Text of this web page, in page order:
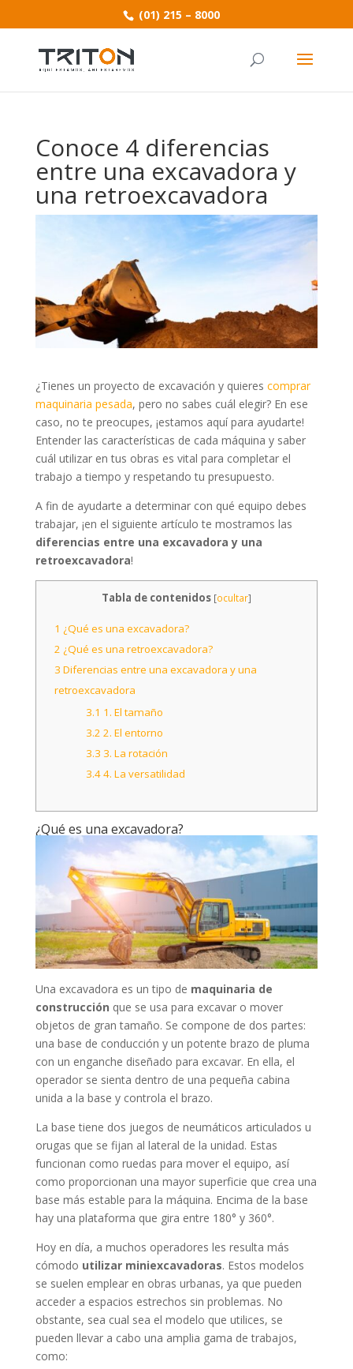
(01) 215 – 8000
Conoce 4 diferencias
entre una excavadora y
una retroexcavadora
¿Tienes un proyecto de excavación y quieres comprar
maquinaria pesada, pero no sabes cuál elegir? En ese
caso, no te preocupes, ¡estamos aquí para ayudarte!
Entender las características de cada máquina y saber
cuál utilizar en tus obras es vital para completar el
trabajo a tiempo y respetando tu presupuesto.
A fin de ayudarte a determinar con qué equipo debes
trabajar, ¡en el siguiente artículo te mostramos las
diferencias entre una excavadora y una
retroexcavadora!
Tabla de contenidos [ocultar]
1 ¿Qué es una excavadora?
2 ¿Qué es una retroexcavadora?
3 Diferencias entre una excavadora y una
retroexcavadora
3.1 1. El tamaño
3.2 2. El entorno
3.3 3. La rotación
3.44. La versatilidad
¿Qué es una excavadora?
Una excavadora es un tipo de maquinaria de
construcción que se usa para excavar o mover
objetos de gran tamaño. Se compone de dos partes:
una base de conducción y un potente brazo de pluma
con un enganche diseñado para excavar. En ella, el
operador se sienta dentro de una pequeña cabina
unida a la base y controla el brazo.
La base tiene dos juegos de neumáticos articulados u
orugas que se fijan al lateral de la unidad. Estas
funcionan como ruedas para mover el equipo, así
como proporcionan una mayor superficie que crea una
base más estable para la máquina. Encima de la base
hay una plataforma que gira entre 180° y 360°.
Hoy en día, a muchos operadores les resulta más
cómodo utilizar miniexcavadoras. Estos modelos
se suelen emplear en obras urbanas, ya que pueden
acceder a espacios estrechos sin problemas. No
obstante, sea cual sea el modelo que utilices, se
pueden llevar a cabo una amplia gama de trabajos,
como: